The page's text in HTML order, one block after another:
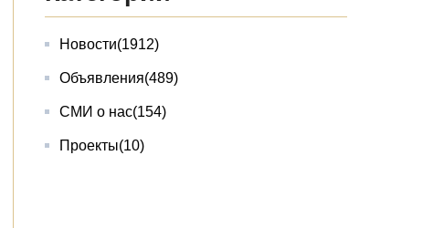
Новости(1912)
Объявления(489)
СМИ о нас(154)
Проекты(10)